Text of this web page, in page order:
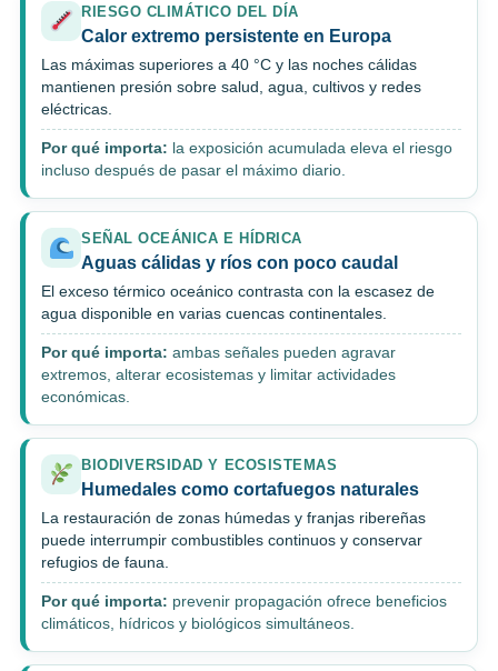
RIESGO CLIMÁTICO DEL DÍA
Calor extremo persistente en Europa
Las máximas superiores a 40 °C y las noches cálidas
mantienen presión sobre salud, agua, cultivos y redes
eléctricas.
Por qué importa: la exposición acumulada eleva el riesgo
incluso después de pasar el máximo diario.
SEÑAL OCEÁNICA E HÍDRICA
Aguas cálidas y ríos con poco caudal
El exceso térmico oceánico contrasta con la escasez de
agua disponible en varias cuencas continentales.
Por qué importa: ambas señales pueden agravar
extremos, alterar ecosistemas y limitar actividades
económicas.
BIODIVERSIDAD Y ECOSISTEMAS
Humedales como cortafuegos naturales
La restauración de zonas húmedas y franjas ribereñas
puede interrumpir combustibles continuos y conservar
refugios de fauna.
Por qué importa: prevenir propagación ofrece beneficios
climáticos, hídricos y biológicos simultáneos.